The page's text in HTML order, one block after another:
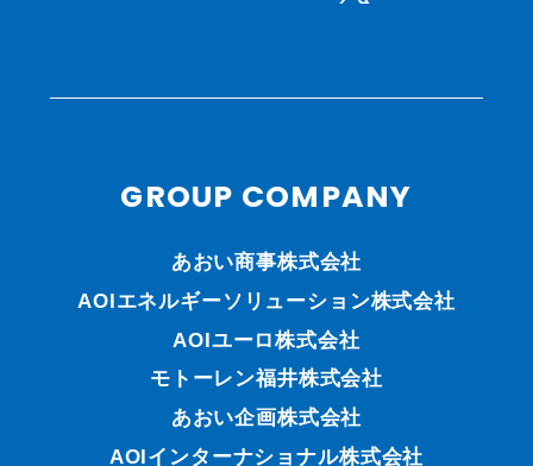
GROUP COMPANY
あおい商事株式会社
AOIエネルギーソリューション株式会社
AOIユーロ株式会社
モトーレン福井株式会社
あおい企画株式会社
AOIインターナショナル株式会社